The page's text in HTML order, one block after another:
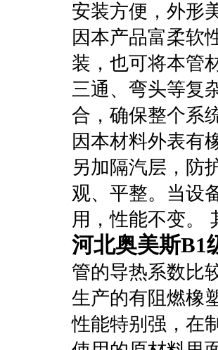
安装方便，外
因本产品富柔软
装，也可将本管
三通、弯头等复
合，确保整个系
因本材料外表有
另加隔汽层，防
观、平整。当设
用，性能不变。
河北奥美斯B1
管的导热系数比
生产的有阻燃橡
性能特别强，在